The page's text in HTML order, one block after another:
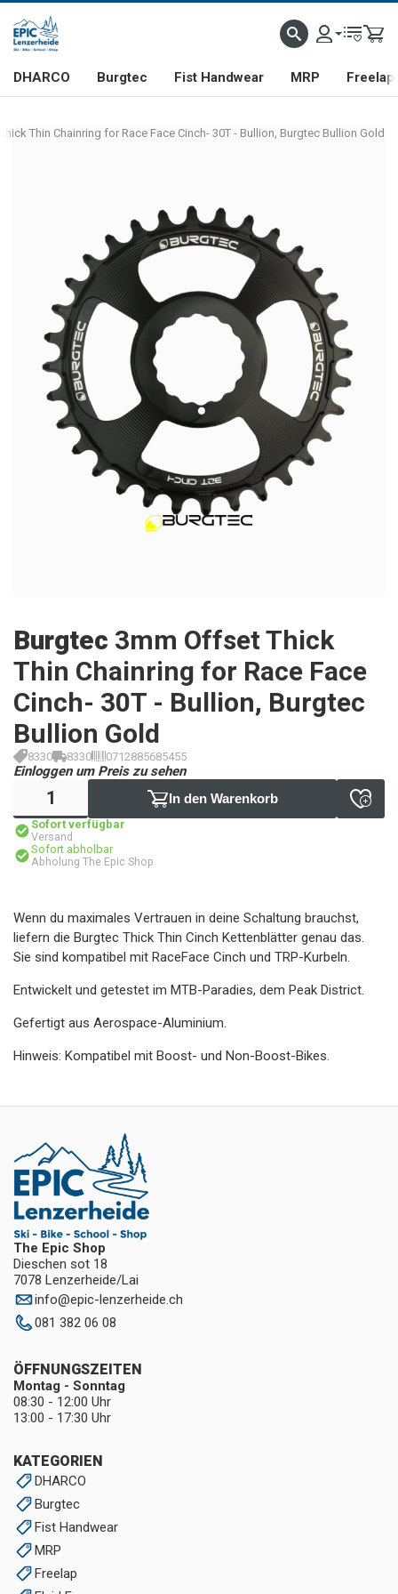
DHARCO Burgtec Fist Handwear MRP Freelap
Thin Chainring for Race Face Cinch- 30T - Bullion, Burgtec Bullion Gold
Burgtec 3mm Offset Thick
Thin Chainring for Race Face
Cinch- 30T - Bullion, Burgtec
Bullion Gold
8330 8330 0712885685455
Einloggen um Preis zu sehen
In den Warenkorb
Sofort verfügbar
Versand
Sofort abholbar
Abholung The Epic Shop
Wenn du maximales Vertrauen in deine Schaltung brauchst,
liefern die Burgtec Thick Thin Cinch Kettenblätter genau das.
Sie sind kompatibel mit RaceFace Cinch und TRP-Kurbeln.
Entwickelt und getestet im MTB-Paradies, dem Peak District.
Gefertigt aus Aerospace-Aluminium.
Hinweis: Kompatibel mit Boost- und Non-Boost-Bikes.
The Epic Shop
Dieschen sot 18
7078 Lenzerheide/Lai
info@epic-lenzerheide.ch
081 382 06 08
KATEGORIEN
DHARCO
Burgtec
Fist Handwear
MRP
Freelap
ÖFFNUNGSZEITEN
Montag - Sonntag
08:30 - 12:00 Uhr
13:00 - 17:30 Uhr